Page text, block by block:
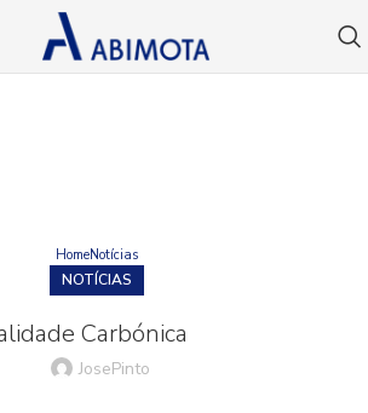
HomeNotícias
NOTÍCIAS
Carbónica
JosePinto